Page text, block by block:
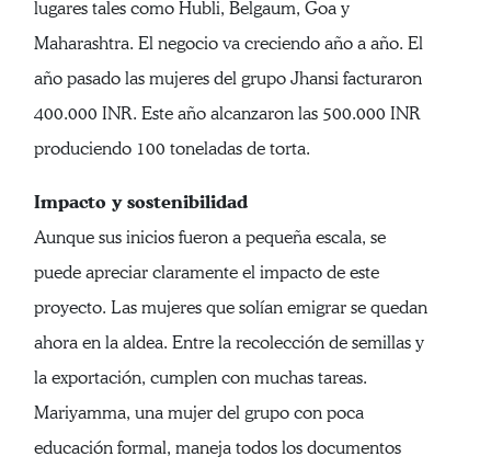
lugares tales como Hubli, Belgaum, Goa y
Maharashtra. El negocio va creciendo año a año. El
año pasado las mujeres del grupo Jhansi facturaron
400.000 INR. Este año alcanzaron las 500.000 INR
produciendo 100 toneladas de torta.
Impacto y sostenibilidad
Aunque sus inicios fueron a pequeña escala, se
puede apreciar claramente el impacto de este
proyecto. Las mujeres que solían emigrar se quedan
ahora en la aldea. Entre la recolección de semillas y
la exportación, cumplen con muchas tareas.
Mariyamma, una mujer del grupo con poca
educación formal, maneja todos los documentos